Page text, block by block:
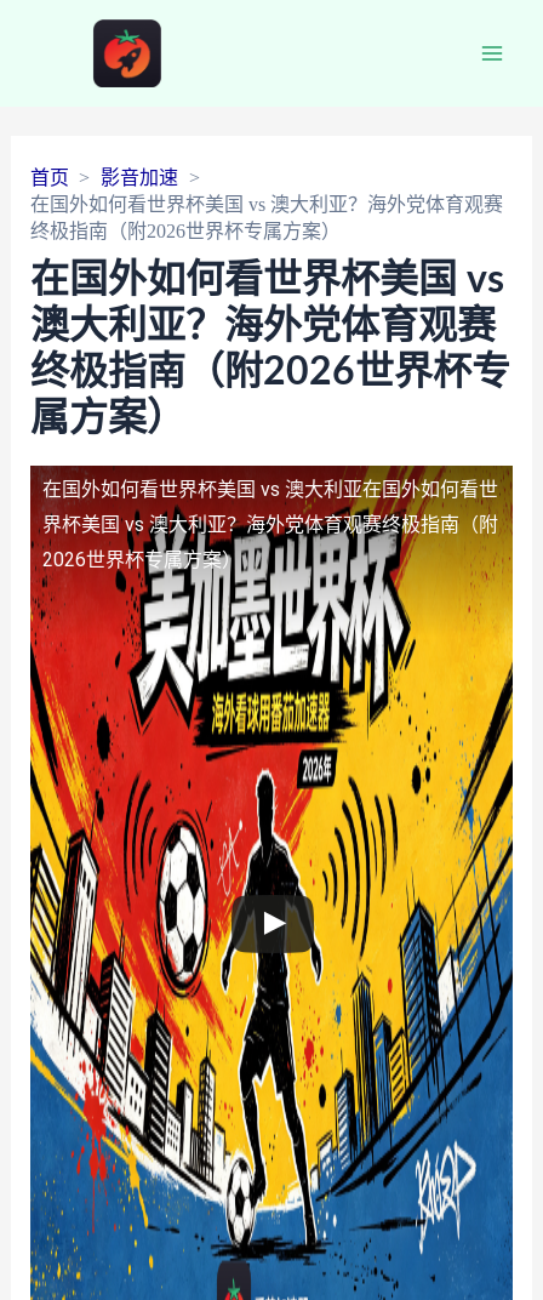
首页
影音加速
在国外如何看世界杯美国 vs 澳大利亚？海外党体育观赛
终极指南（附2026世界杯专属方案）
在国外如何看世界杯美国 vs
澳大利亚？海外党体育观赛
终极指南（附2026世界杯专
属方案）
在国外如何看世界杯美国 vs 澳大利亚在国外如何看世
界杯美国 vs 澳大利亚？海外党体育观赛终极指南（附
2026世界杯专属方案）